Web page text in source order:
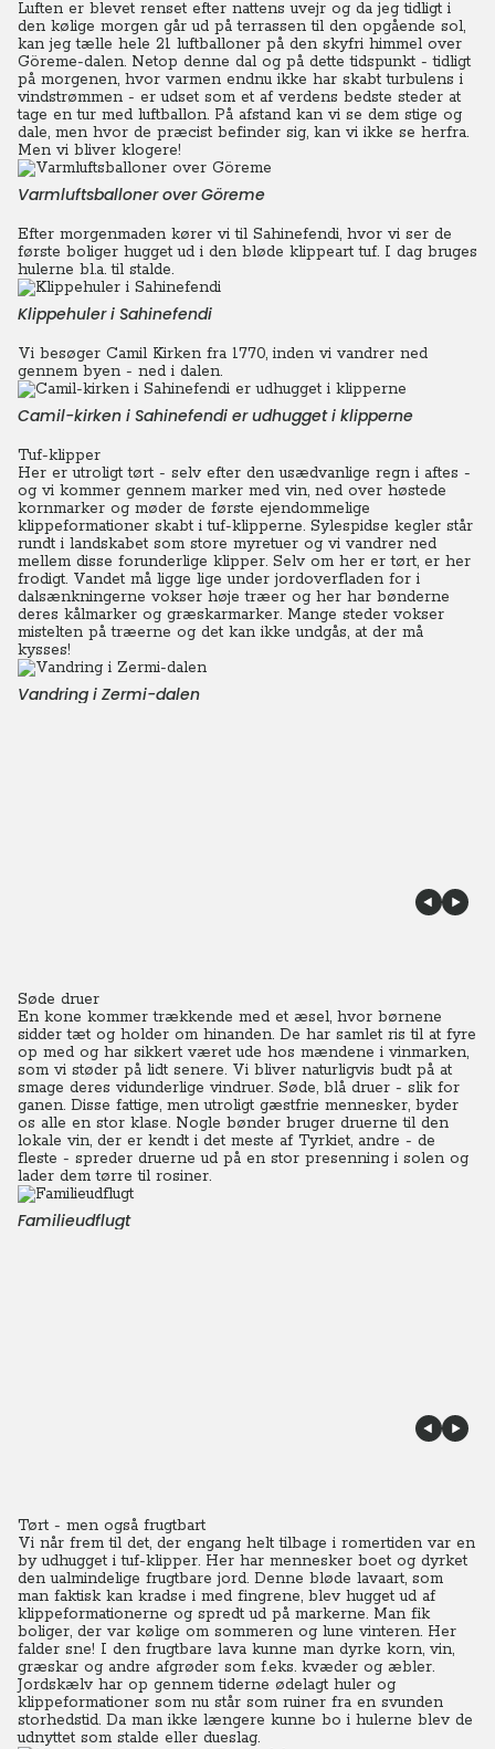
Luften er blevet renset efter nattens uvejr og da jeg tidligt i
den kølige morgen går ud på terrassen til den opgående sol,
kan jeg tælle hele 21 luftballoner på den skyfri himmel over
Göreme-dalen. Netop denne dal og på dette tidspunkt - tidligt
på morgenen, hvor varmen endnu ikke har skabt turbulens i
vindstrømmen - er udset som et af verdens bedste steder at
tage en tur med luftballon. På afstand kan vi se dem stige og
dale, men hvor de præcist befinder sig, kan vi ikke se herfra.
Men vi bliver klogere!
Varmluftsballoner over Göreme
Efter morgenmaden kører vi til Sahinefendi, hvor vi ser de
første boliger hugget ud i den bløde klippeart tuf. I dag bruges
hulerne bl.a. til stalde.
Klippehuler i Sahinefendi
Vi besøger Camil Kirken fra 1770, inden vi vandrer ned
gennem byen - ned i dalen.
Camil-kirken i Sahinefendi er udhugget i klipperne
Tuf-klipper
Her er utroligt tørt - selv efter den usædvanlige regn i aftes -
og vi kommer gennem marker med vin, ned over høstede
kornmarker og møder de første ejendommelige
klippeformationer skabt i tuf-klipperne. Sylespidse kegler står
rundt i landskabet som store myretuer og vi vandrer ned
mellem disse forunderlige klipper. Selv om her er tørt, er her
frodigt. Vandet må ligge lige under jordoverfladen for i
dalsænkningerne vokser høje træer og her har bønderne
deres kålmarker og græskarmarker. Mange steder vokser
mistelten på træerne og det kan ikke undgås, at der må
kysses!
Vandring i Zermi-dalen
Søde druer
En kone kommer trækkende med et æsel, hvor børnene
sidder tæt og holder om hinanden. De har samlet ris til at fyre
op med og har sikkert været ude hos mændene i vinmarken,
som vi støder på lidt senere. Vi bliver naturligvis budt på at
smage deres vidunderlige vindruer. Søde, blå druer - slik for
ganen. Disse fattige, men utroligt gæstfrie mennesker, byder
os alle en stor klase. Nogle bønder bruger druerne til den
lokale vin, der er kendt i det meste af Tyrkiet, andre - de
fleste - spreder druerne ud på en stor presenning i solen og
lader dem tørre til rosiner.
Familieudflugt
Tørt - men også frugtbart
Vi når frem til det, der engang helt tilbage i romertiden var en
by udhugget i tuf-klipper. Her har mennesker boet og dyrket
den ualmindelige frugtbare jord. Denne bløde lavaart, som
man faktisk kan kradse i med fingrene, blev hugget ud af
klippeformationerne og spredt ud på markerne. Man fik
boliger, der var kølige om sommeren og lune vinteren. Her
falder sne! I den frugtbare lava kunne man dyrke korn, vin,
græskar og andre afgrøder som f.eks. kvæder og æbler.
Jordskælv har op gennem tiderne ødelagt huler og
klippeformationer som nu står som ruiner fra en svunden
storhedstid. Da man ikke længere kunne bo i hulerne blev de
udnyttet som stalde eller dueslag.